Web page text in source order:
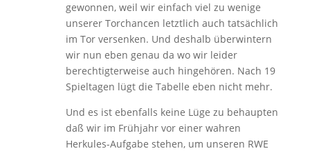
gewonnen, weil wir einfach viel zu wenige
unserer Torchancen letztlich auch tatsächlich
im Tor versenken. Und deshalb überwintern
wir nun eben genau da wo wir leider
berechtigterweise auch hingehören. Nach 19
Spieltagen lügt die Tabelle eben nicht mehr.
Und es ist ebenfalls keine Lüge zu behaupten
daß wir im Frühjahr vor einer wahren
Herkules-Aufgabe stehen, um unseren RWE